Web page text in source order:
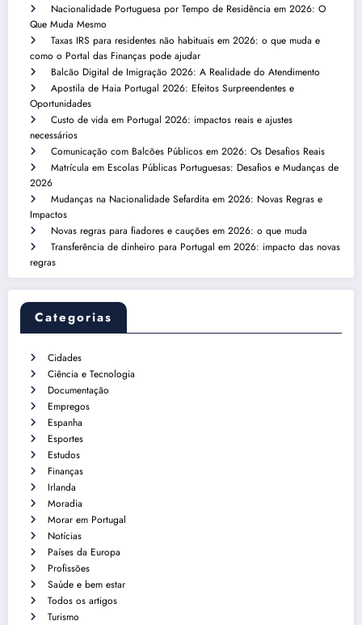
Nacionalidade Portuguesa por Tempo de Residência em 2026: O
Que Muda Mesmo
Taxas IRS para residentes não habituais em 2026: o que muda e
como o Portal das Finanças pode ajudar
Balcão Digital de Imigração 2026: A Realidade do Atendimento
Apostila de Haia Portugal 2026: Efeitos Surpreendentes e
Oportunidades
Custo de vida em Portugal 2026: impactos reais e ajustes
necessários
Comunicação com Balcões Públicos em 2026: Os Desafios Reais
Matrícula em Escolas Públicas Portuguesas: Desafios e Mudanças de
2026
Mudanças na Nacionalidade Sefardita em 2026: Novas Regras e
Impactos
Novas regras para fiadores e cauções em 2026: o que muda
Transferência de dinheiro para Portugal em 2026: impacto das novas
regras
Categorias
Cidades
Ciência e Tecnologia
Documentação
Empregos
Espanha
Esportes
Estudos
Finanças
Irlanda
Moradia
Morar em Portugal
Notícias
Países da Europa
Profissões
Saúde e bem estar
Todos os artigos
Turismo